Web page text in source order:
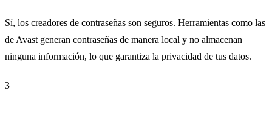
Sí, los creadores de contraseñas son seguros. Herramientas como las
de Avast generan contraseñas de manera local y no almacenan
ninguna información, lo que garantiza la privacidad de tus datos.
3